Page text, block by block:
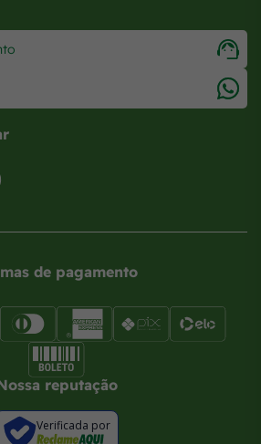
de pagamento
reputação
Verificada por